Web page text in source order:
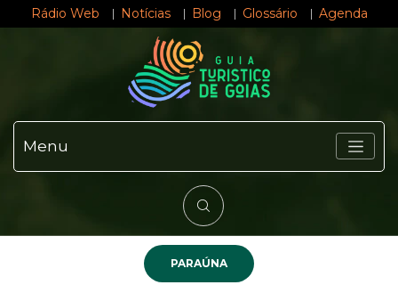
Rádio Web Notícias Blog Glossário Agenda
Menu
PARAÚNA